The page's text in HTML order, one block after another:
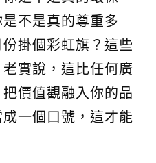
不是真的尊重多
掛個彩虹旗？這些
實說，這比任何廣
價值觀融入你的品
一個口號，這才能